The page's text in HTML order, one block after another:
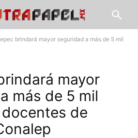
brindará mayor seguridad a más de 5 mil
mayor
más de 5 mil
de